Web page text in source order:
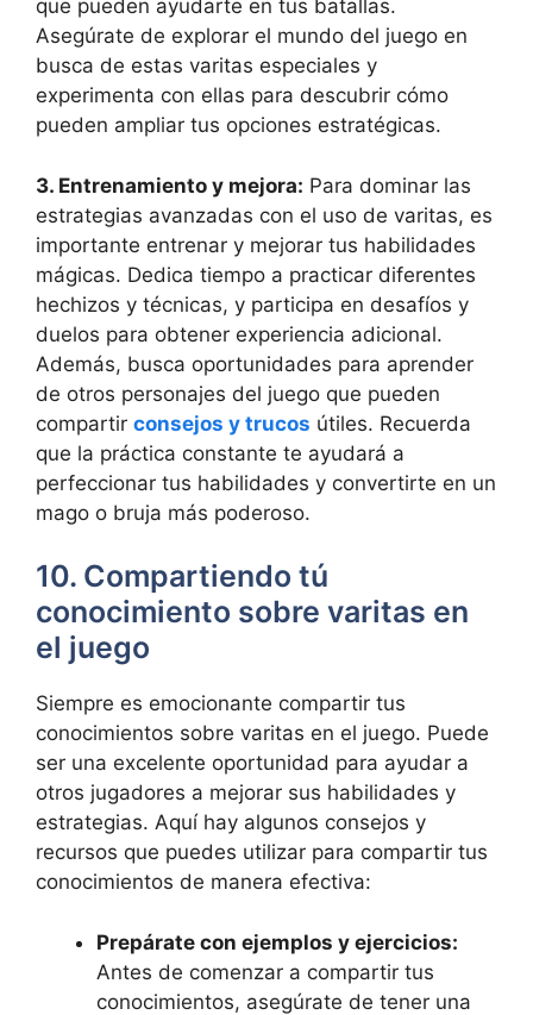
que pueden ayudarte en tus batallas.
Asegúrate de explorar el mundo del juego en
busca de estas varitas especiales y
experimenta con ellas para descubrir cómo
pueden ampliar tus opciones estratégicas.
3. Entrenamiento y mejora: Para dominar las
estrategias avanzadas con el uso de varitas, es
importante entrenar y mejorar tus habilidades
mágicas. Dedica tiempo a practicar diferentes
hechizos y técnicas, y participa en desafíos y
duelos para obtener experiencia adicional.
Además, busca oportunidades para aprender
de otros personajes del juego que pueden
compartir consejos y trucos útiles. Recuerda
que la práctica constante te ayudará a
perfeccionar tus habilidades y convertirte en un
mago o bruja más poderoso.
10. Compartiendo tú
conocimiento sobre varitas en
el juego
Siempre es emocionante compartir tus
conocimientos sobre varitas en el juego. Puede
ser una excelente oportunidad para ayudar a
otros jugadores a mejorar sus habilidades y
estrategias. Aquí hay algunos consejos y
recursos que puedes utilizar para compartir tus
conocimientos de manera efectiva:
Prepárate con ejemplos y ejercicios:
Antes de comenzar a compartir tus
conocimientos, asegúrate de tener una